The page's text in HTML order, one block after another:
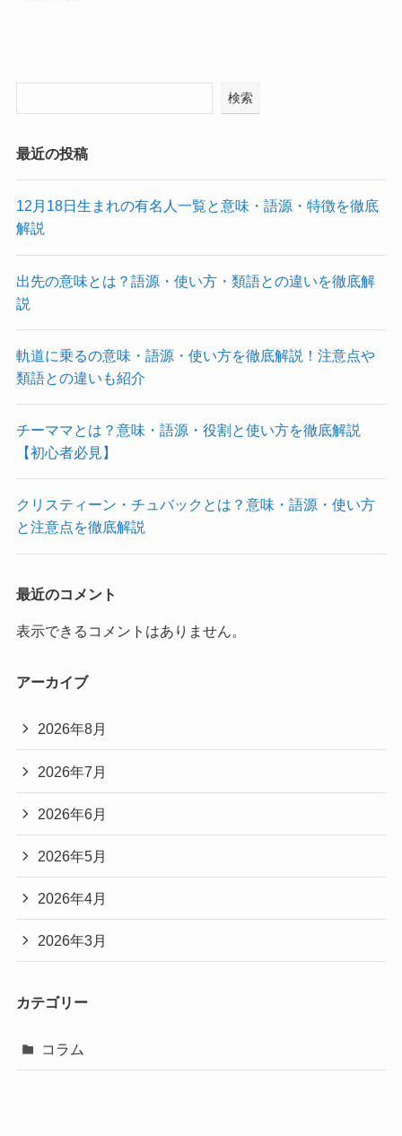
検索
最近の投稿
12月18日生まれの有名人一覧と意味・語源・特徴を徹底
解説
出先の意味とは？語源・使い方・類語との違いを徹底解
説
軌道に乗るの意味・語源・使い方を徹底解説！注意点や
類語との違いも紹介
チーママとは？意味・語源・役割と使い方を徹底解説
【初心者必見】
クリスティーン・チュバックとは？意味・語源・使い方
と注意点を徹底解説
最近のコメント
表示できるコメントはありません。
アーカイブ
2026年8月
2026年7月
2026年6月
2026年5月
2026年4月
2026年3月
カテゴリー
コラム